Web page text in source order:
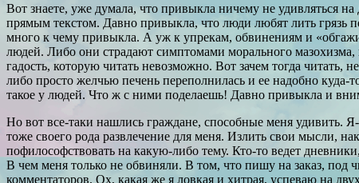
Вот знаете, уже думала, что привыкла ничему не удивляться
прямым текстом. Давно привыкла, что люди любят лить
много к чему привыкла. А уж к упрекам, обвинениям и
людей. Либо они страдают симптомами морального
гадость, которую читать невозможно. Вот зачем тогда читать,
либо просто желчью печень переполнилась и ее надобно
такое у людей. Что ж с ними поделаешь! Давно привыкла и
Но вот все-таки нашлись граждане, способные меня удивить.
тоже своего рода развлечение для меня. Излить свои мысли,
пофилософствовать на какую-либо тему. Кто-то ведет
В чем меня только не обвиняли. В том, что пишу на заказ, под
комментаторов. Ох, какая же я ловкая и хитрая, успеваю на